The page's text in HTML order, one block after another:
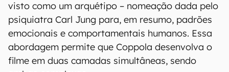
visto como um arquétipo – nomeação dada pelo
psiquiatra Carl Jung para, em resumo, padrões
emocionais e comportamentais humanos. Essa
abordagem permite que Coppola desenvolva o
filme em duas camadas simultâneas, sendo